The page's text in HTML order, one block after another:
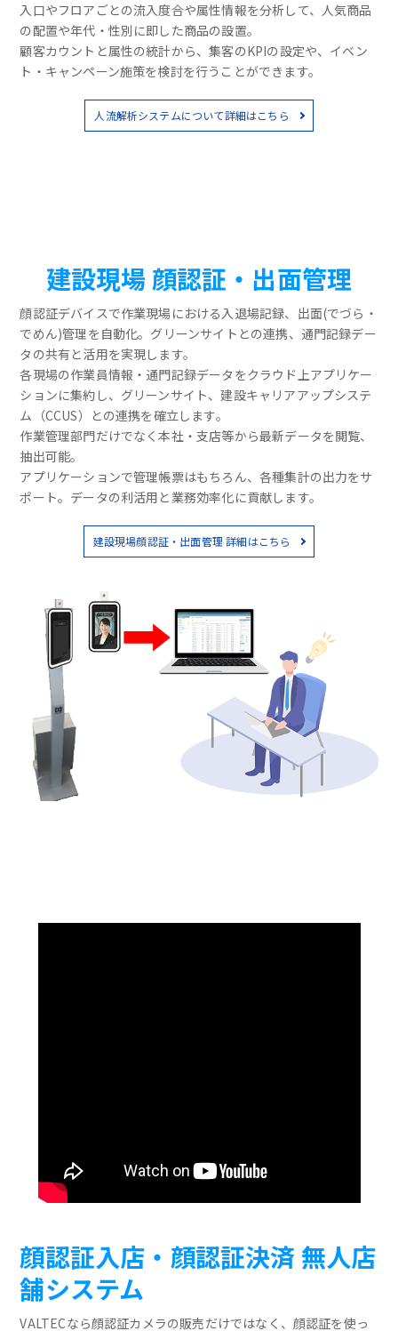
入口やフロアごとの流入度合や属性情報を分析して、人気商品
の配置や年代・性別に即した商品の設置。
顧客カウントと属性の統計から、集客のKPIの設定や、イベン
ト・キャンペーン施策を検討を行うことができます。
人流解析システムについて詳細はこちら
建設現場 顔認証・出面管理
顔認証デバイスで作業現場における入退場記録、出面(でづら・
でめん)管理を自動化。グリーンサイトとの連携、通門記録デー
タの共有と活用を実現します。
各現場の作業員情報・通門記録データをクラウド上アプリケー
ションに集約し、グリーンサイト、建設キャリアアップシステ
ム（CCUS）との連携を確立します。
作業管理部門だけでなく本社・支店等から最新データを閲覧、
抽出可能。
アプリケーションで管理帳票はもちろん、各種集計の出力をサ
ポート。データの利活用と業務効率化に貢献します。
建設現場顔認証・出面管理 詳細はこちら
顔認証入店・顔認証決済 無人店
舗システム
VALTECなら顔認証カメラの販売だけではなく、顔認証を使っ